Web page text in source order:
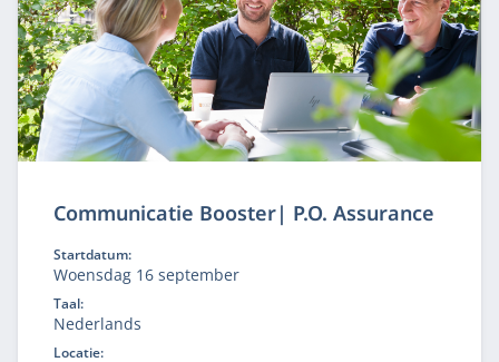
Communicatie Booster| P.O. Assurance
Startdatum:
Woensdag 16 september
Taal:
Nederlands
Locatie: